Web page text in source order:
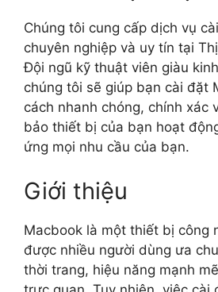
Chúng tôi cung cấp dịch vụ
chuyên nghiệp và uy tín tại
Đội ngũ kỹ thuật viên giàu
chúng tôi sẽ giúp bạn cài đặt
cách nhanh chóng, chính xác
bảo thiết bị của bạn hoạt
ứng mọi nhu cầu của bạn.
Giới thiệu
Macbook là một thiết bị công
được nhiều người dùng ưa
thời trang, hiệu năng mạnh